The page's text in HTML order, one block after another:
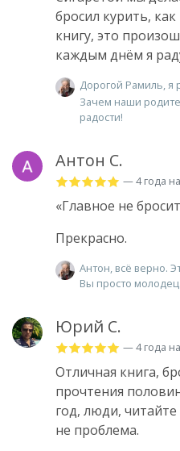
бросил курить,
книгу, это
каждым днём я
Дорогой Рамиль, я
Зачем наши
радости!
Антон С.
— 4 года
«Главное не
Прекрасно.
Антон, всё верно.
Вы просто молодец.
Юрий С.
— 4 года
Отличная книга,
прочтения
год, люди, читайте
не проблема.